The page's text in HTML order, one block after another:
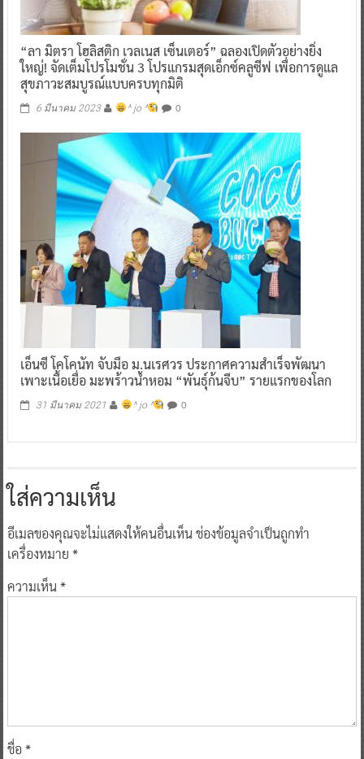
“ลา มิตรา โฮลิสติก เวลเนส เซ็นเตอร์” ฉลองเปิดตัวอย่างยิ่ง
ใหญ่! จัดเต็มโปรโมชั่น 3 โปรแกรมสุดเอ็กซ์คลูซีฟ เพื่อการดูแล
สุขภาวะสมบูรณ์แบบครบทุกมิติ
6 มีนาคม 2023 ^ jo ^ 0
เอ็นซี โคโคนัท จับมือ ม.นเรศวร ประกาศความสำเร็จพัฒนา
เพาะเนื้อเยื่อ มะพร้าวน้ำหอม “พันธุ์ก้นจีบ” รายแรกของโลก
31 มีนาคม 2021 ^ jo ^ 0
ใส่ความเห็น
อีเมลของคุณจะไม่แสดงให้คนอื่นเห็นช่องข้อมูลจำเป็นถูกทำ
เครื่องหมาย *
ความเห็น*
ชื่อ *